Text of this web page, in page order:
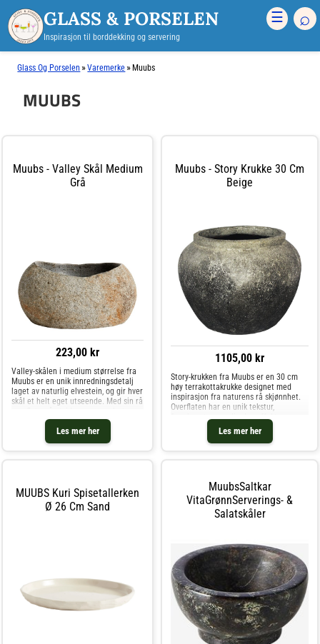
GLASS & PORSELEN
Inspirasjon til borddekking og servering
☰ ⌕
Glass Og Porselen »Varemerke » Muubs
MUUBS
Muubs - Valley Skål Medium
Grå
223,00 kr
Les mer her
Valley-skålen i medium størrelse fra
Muubs er en unik innredningsdetalj
laget av naturlig elvestein, og gir hver
skål et helt eget utseende. Med sin rå
innside, feirer designen naturens
ufullkommenheter og fremhever
Muubs - Story Krukke 30 Cm
Beige
1105,00 kr
Les mer her
Story-krukken fra Muubs er en 30 cm
høy terrakottakrukke designet med
inspirasjon fra naturens rå skjønnhet.
Overflaten har en unik tekstur,
fremhevet av en dip dye-effekt som
skaper et særpreget og kunstnerisk
uttrykk. Hver krukke er håndlaget og hå
MUUBS Kuri Spisetallerken
Ø 26 Cm Sand
MuubsSaltkar
VitaGrønnServerings- &
Salatskåler